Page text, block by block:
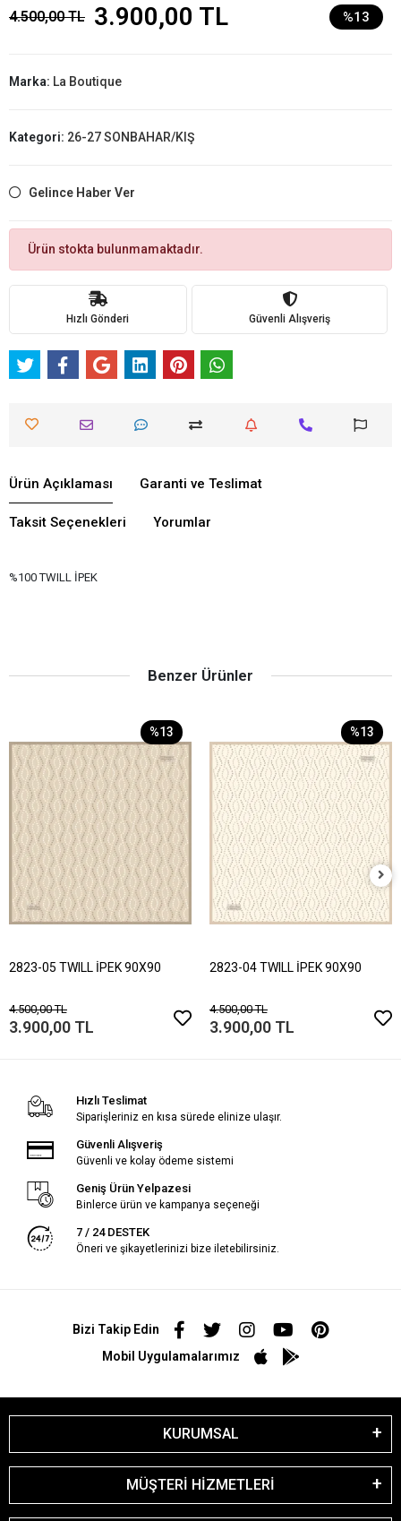
4.500,00 TL 3.900,00 TL %13
Marka: La Boutique
Kategori: 26-27 SONBAHAR/KIŞ
Gelince Haber Ver
Ürün stokta bulunmamaktadır.
Hızlı Gönderi Güvenli Alışveriş
Ürün Açıklaması Garanti ve Teslimat
Taksit Seçenekleri Yorumlar
%100 TWILL İPEK
Benzer Ürünler
%13
2823-05 TWILL İPEK 90X90
4.500,00 TL
3.900,00 TL
%13
2823-04 TWILL İPEK 90X90
4.500,00 TL
3.900,00 TL
Hızlı Teslimat
Siparişleriniz en kısa sürede elinize ulaşır.
Güvenli Alışveriş
Güvenli ve kolay ödeme sistemi
Geniş Ürün Yelpazesi
Binlerce ürün ve kampanya seçeneği
7 / 24 DESTEK
Öneri ve şikayetlerinizi bize iletebilirsiniz.
Bizi Takip Edin
Mobil Uygulamalarımız
KURUMSAL
MÜŞTERİ HİZMETLERİ